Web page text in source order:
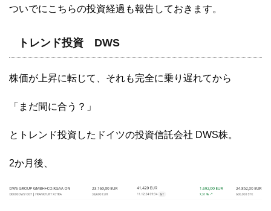
ついでにこちらの投資経過も報告しておきます。
トレンド投資 DWS
株価が上昇に転じて、それも完全に乗り遅れてから
「まだ間に合う？」
とトレンド投資したドイツの投資信託会社 DWS株。
2か月後、